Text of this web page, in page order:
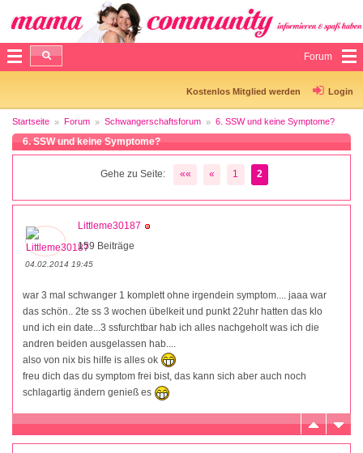
Forum
Kostenlos Mitglied werden Login
Startseite Forum Schwangerschaftsforum 6. SSW und keine Symptome?
6. SSW und keine Symptome?
Gehe zu Seite: «« « 1 2
Littleme30187
159 Beiträge
04.02.2014 19:45
war 3 mal schwanger 1 komplett ohne irgendein symptom.... jaaa war
das schön.. 2te ss 3 wochen übelkeit und punkt 22uhr hatten das klo
und ich ein date...3 ssfurchtbar hab ich alles nachgeholt was ich die
andren beiden ausgelassen hab....
also von nix bis hilfe is alles ok
freu dich das du symptom frei bist, das kann sich aber auch noch
schlagartig ändern genieß es